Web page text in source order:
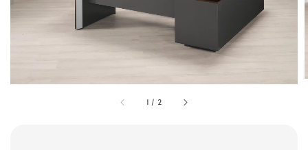
1 / 2